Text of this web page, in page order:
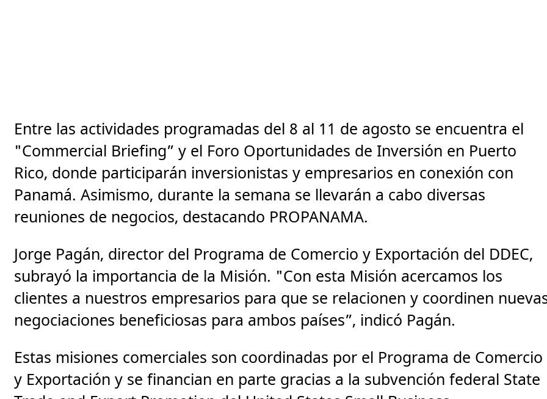
Entre las actividades programadas del 8 al 11 de agosto se encuentra el
"Commercial Briefing” y el Foro Oportunidades de Inversión en Puerto
Rico, donde participarán inversionistas y empresarios en conexión con
Panamá. Asimismo, durante la semana se llevarán a cabo diversas
reuniones de negocios, destacando PROPANAMA.
Jorge Pagán, director del Programa de Comercio y Exportación del DDEC,
subrayó la importancia de la Misión. "Con esta Misión acercamos los
clientes a nuestros empresarios para que se relacionen y coordinen
negociaciones beneficiosas para ambos países”, indicó Pagán.
Estas misiones comerciales son coordinadas por el Programa de Comercio
y Exportación y se financian en parte gracias a la subvención federal State